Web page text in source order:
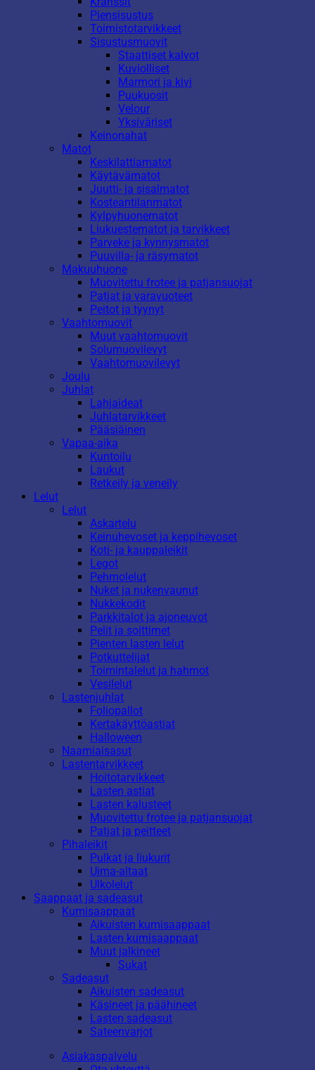
Piensisustus
Toimistotarvikkeet
Sisustusmuovit
Staattiset kalvot
Kuviolliset
Marmori ja kivi
Puukuosit
Velour
Yksiväriset
Keinonahat
Matot
Keskilattiamatot
Käytävämatot
Juutti- ja sisalmatot
Kosteantilanmatot
Kylpyhuonematot
Liukuestematot ja tarvikkeet
Parveke ja kynnysmatot
Puuvilla- ja räsymatot
Makuuhuone
Muovitettu frotee ja patjansuojat
Patjat ja varavuoteet
Peitot ja tyynyt
Vaahtomuovit
Muut vaahtomuovit
Solumuovilevyt
Vaahtomuovilevyt
Joulu
Juhlat
Lahjaideat
Juhlatarvikkeet
Pääsiäinen
Vapaa-aika
Kuntoilu
Laukut
Retkeily ja veneily
Lelut
Lelut
Askartelu
Keinuhevoset ja keppihevoset
Koti- ja kauppaleikit
Legot
Pehmolelut
Nuket ja nukenvaunut
Nukkekodit
Parkkitalot ja ajoneuvot
Pelit ja soittimet
Pienten lasten lelut
Potkuttelijat
Toimintalelut ja hahmot
Vesilelut
Lastenjuhlat
Foliopallot
Kertakäyttöastiat
Halloween
Naamiaisasut
Lastentarvikkeet
Hoitotarvikkeet
Lasten astiat
Lasten kalusteet
Muovitettu frotee ja patjansuojat
Patjat ja peitteet
Pihaleikit
Pulkat ja liukurit
Uima-altaat
Ulkolelut
Saappaat ja sadeasut
Kumisaappaat
Aikuisten kumisaappaat
Lasten kumisaappaat
Muut jalkineet
Sukat
Sadeasut
Aikuisten sadeasut
Käsineet ja päähineet
Lasten sadeasut
Sateenvarjot
Asiakaspalvelu